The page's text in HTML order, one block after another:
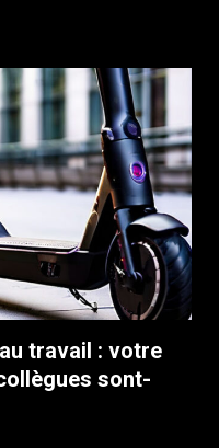
travail : votre
sont-